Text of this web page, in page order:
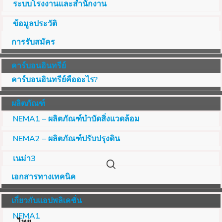
ระบบโรงงานและสำนักงาน
ข้อมูลประวัติ
การรับสมัคร
คาร์บอนอินทรีย์
คาร์บอนอินทรีย์คืออะไร?
ผลิตภัณฑ์
NEMA1 – ผลิตภัณฑ์บำบัดสิ่งแวดล้อม
NEMA2 – ผลิตภัณฑ์ปรับปรุงดิน
เนม่า3
เอกสารทางเทคนิค
เกี่ยวกับแอปพลิเคชั่น
NEMA1